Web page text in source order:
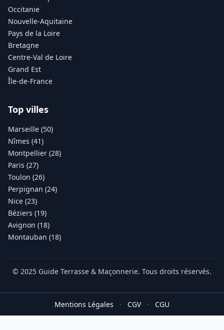
Occitanie
Nouvelle-Aquitaine
Pays de la Loire
Bretagne
Centre-Val de Loire
Grand Est
Île-de-France
Top villes
Marseille (50)
Nîmes (41)
Montpellier (28)
Paris (27)
Toulon (26)
Perpignan (24)
Nice (23)
Béziers (19)
Avignon (18)
Montauban (18)
© 2025 Guide Terrasse & Maçonnerie. Tous droits réservés.
Mentions Légales · CGV · CGU